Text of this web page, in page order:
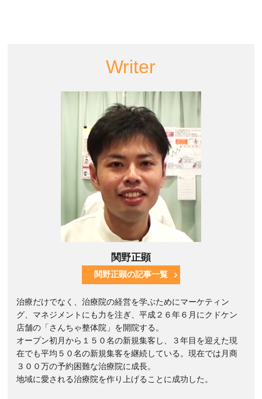
Writer
関野正顕
関野正顕の記事一覧
治療だけでなく、治療院の経営を学ぶためにマーケティン
グ、マネジメントにも力を注ぎ、平成２６年６月にクドケン
店舗の「さんちゃ整体院」を開院する。
オープン初月から１５０名の新規集客し、３年目を迎えた現
在でも平均５０名の新規集客を継続している。現在では月商
３００万の予約困難な治療院に成長。
地域に愛される治療院を作り上げることに成功した。